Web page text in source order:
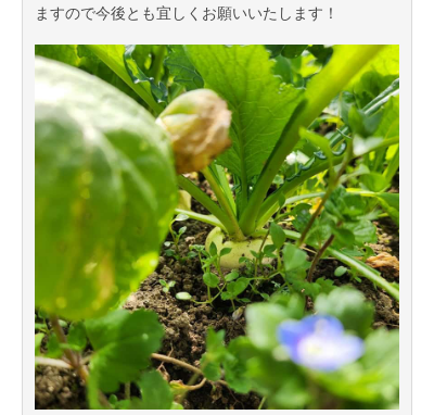
ますので今後とも宜しくお願いいたします！